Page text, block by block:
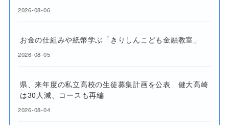
2026-08-06
お金の仕組みや紙幣学ぶ「きりしんこども金融教室」
2026-08-05
県、来年度の私立高校の生徒募集計画を公表 健大高崎
は30人減、コースも再編
2026-08-04